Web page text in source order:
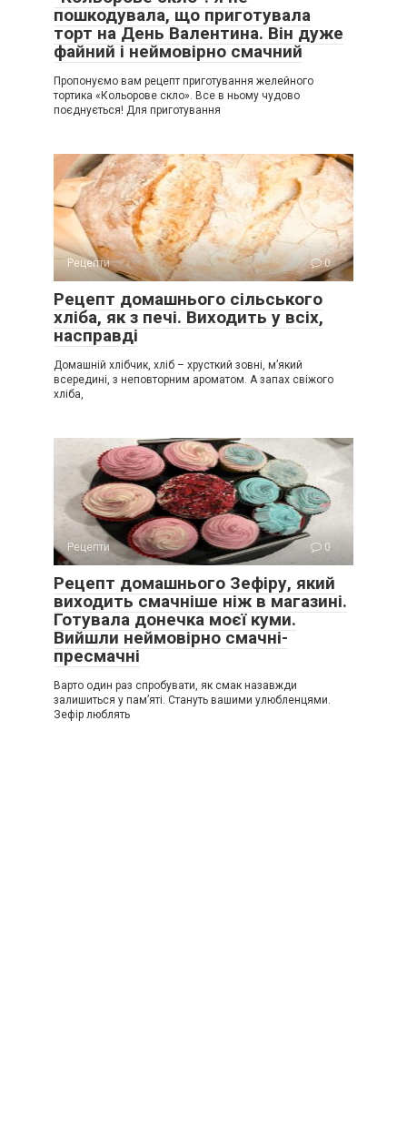
пошкодувала, що приготувала
торт на День Валентина. Він дуже
файний і неймовірно смачний
Пропонуємо вам рецепт приготування желейного
тортика «Кольорове скло». Все в ньому чудово
поєднується! Для приготування
Рецепти 0
Рецепт домашнього сільського
хліба, як з печі. Виходить у всіх,
насправді
Домашній хлібчик, хліб – хрусткий зовні, м’який
всередині, з неповторним ароматом. А запах свіжого
хліба,
Рецепти 0
Рецепт домашнього Зефіру, який
виходить смачніше ніж в магазині.
Готувала донечка моєї куми.
Вийшли неймовірно смачні-
пресмачні
Варто один раз спробувати, як смак назавжди
залишиться у пам’яті. Стануть вашими улюбленцями.
Зефір люблять